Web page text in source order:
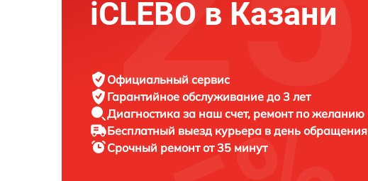
iCLEBO в Казани
Официальный сервис
Гарантийное обслуживание до 3 лет
Диагностика за наш счет, ремонт по желанию
Бесплатный выезд курьера в день обращения
Срочный ремонтот 35 минут